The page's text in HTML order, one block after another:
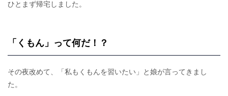
ひとまず帰宅しました。
「くもん」って何だ！？
その夜改めて、「私もくもんを習いたい」と娘が言ってきまし
た。